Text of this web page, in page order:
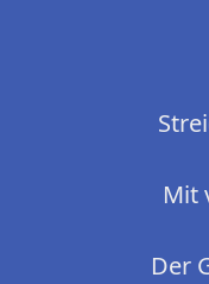
Mit
Der